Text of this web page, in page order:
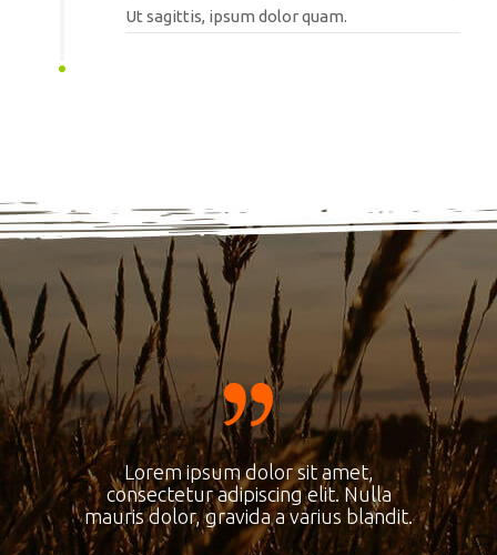
Ut sagittis, ipsum dolor quam.
Lorem ipsum dolor sit amet,
consectetur adipiscing elit. Nulla
mauris dolor, gravida a varius blandit.